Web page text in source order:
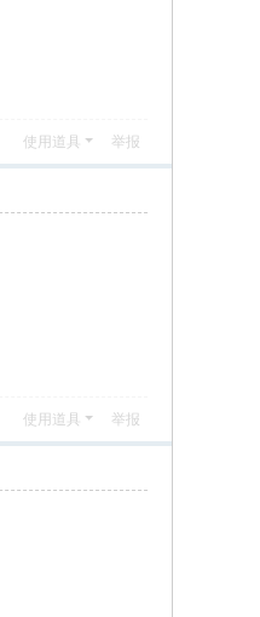
使用道具 举报
使用道具 举报